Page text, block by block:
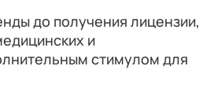
до получения лицензии,
и
стимулом для